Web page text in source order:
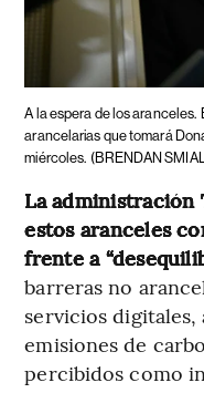
A la espera de los aranceles.
arancelarias que tomará
miércoles. (BRENDAN
La
estos aranceles
frente a
barreras no
servicios
emisiones de
percibidos como